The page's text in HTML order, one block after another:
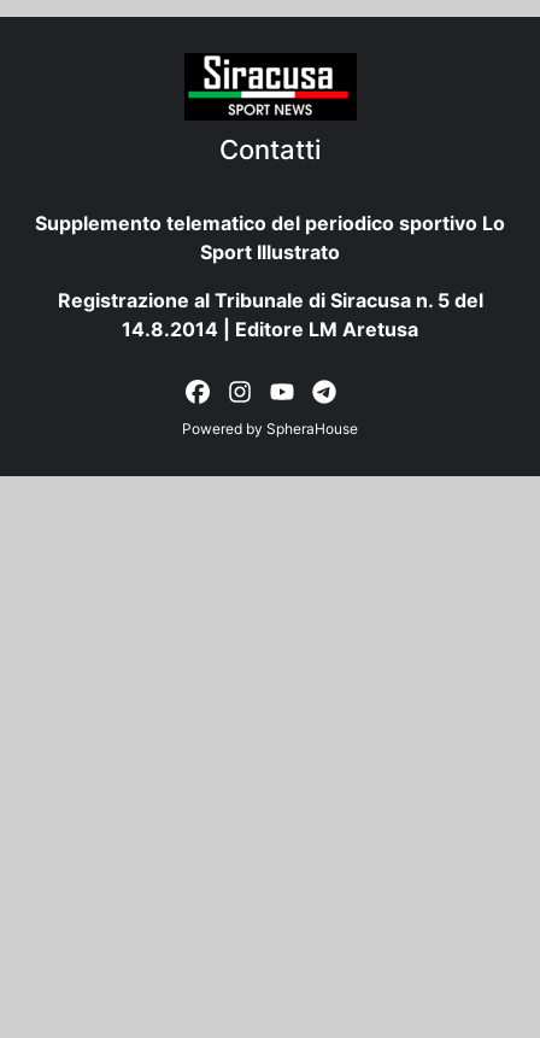
Contatti
Supplemento telematico del periodico sportivo Lo
Sport Illustrato
Registrazione al Tribunale di Siracusa n. 5 del
14.8.2014 | Editore LM Aretusa
Powered by SpheraHouse